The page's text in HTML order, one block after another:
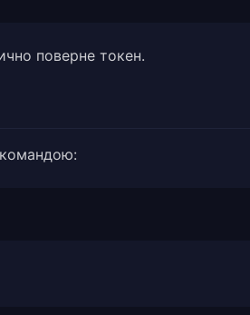
поверне токен.